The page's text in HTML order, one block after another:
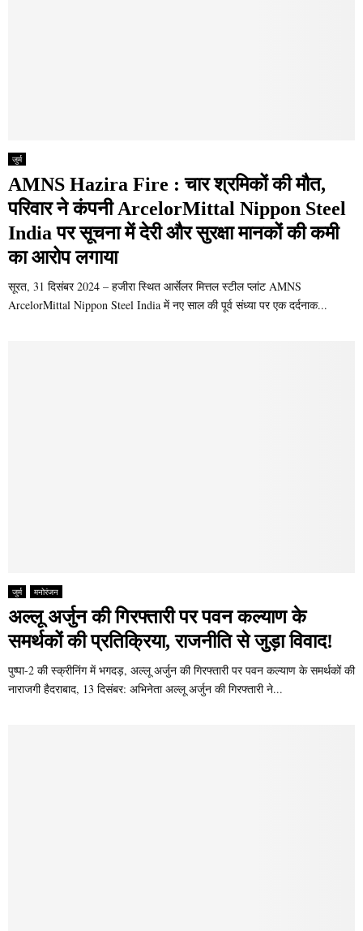
जुर्म
AMNS Hazira Fire : चार श्रमिकों की मौत,
परिवार ने कंपनी ArcelorMittal Nippon Steel
India पर सूचना में देरी और सुरक्षा मानकों की कमी
का आरोप लगाया
सूरत, 31 दिसंबर 2024 – हजीरा स्थित आर्सेलर मित्तल स्टील प्लांट AMNS
ArcelorMittal Nippon Steel India में नए साल की पूर्व संध्या पर एक दर्दनाक...
जुर्म मनोरंजन
अल्लू अर्जुन की गिरफ्तारी पर पवन कल्याण के
समर्थकों की प्रतिक्रिया, राजनीति से जुड़ा विवाद!
पुष्पा-2 की स्क्रीनिंग में भगदड़, अल्लू अर्जुन की गिरफ्तारी पर पवन कल्याण के समर्थकों की
नाराजगी हैदराबाद, 13 दिसंबर: अभिनेता अल्लू अर्जुन की गिरफ्तारी ने...